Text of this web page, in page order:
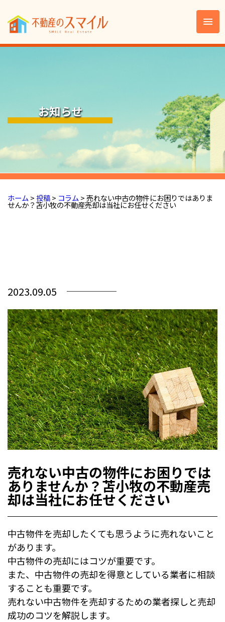
お知らせ
ホーム >投稿> コラム >売れない中古の物件にお困りではありま
せんか？苫小牧の不動産売却は当社にお任せください
2023.09.05
売れない中古の物件にお困りでは
ありませんか？苫小牧の不動産売
却は当社にお任せください
中古物件を売却したくても思うように売れないこと
があります。
中古物件の売却にはコツが重要です。
また、中古物件の売却を得意としている業者に相談
することも重要です。
売れない中古物件を売却するための業者探しと売却
成功のコツを解説します。